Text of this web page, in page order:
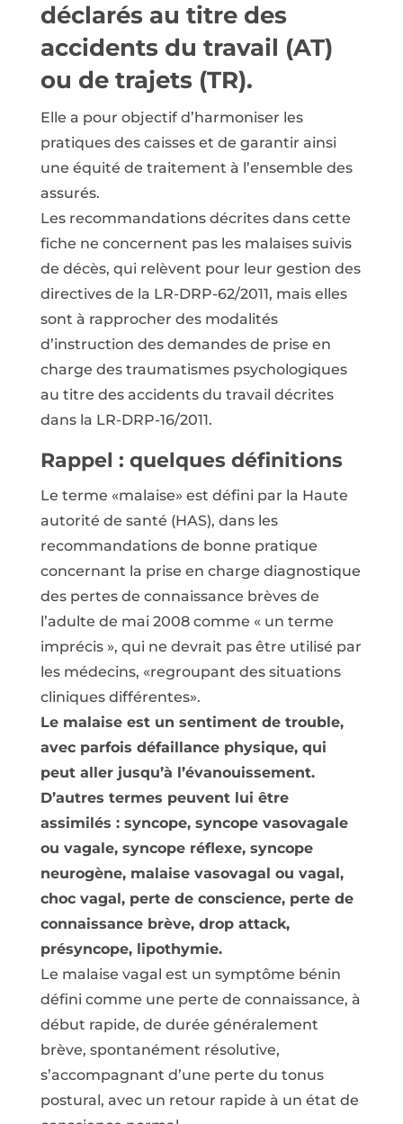
déclarés au titre des
accidents du travail (AT)
ou de trajets (TR).
Elle a pour objectif d’harmoniser les
pratiques des caisses et de garantir ainsi
une équité de traitement à l’ensemble des
assurés.
Les recommandations décrites dans cette
fiche ne concernent pas les malaises suivis
de décès, qui relèvent pour leur gestion des
directives de la LR-DRP-62/2011, mais elles
sont à rapprocher des modalités
d’instruction des demandes de prise en
charge des traumatismes psychologiques
au titre des accidents du travail décrites
dans la LR-DRP-16/2011.
Rappel : quelques définitions
Le terme «malaise» est défini par la Haute
autorité de santé (HAS), dans les
recommandations de bonne pratique
concernant la prise en charge diagnostique
des pertes de connaissance brèves de
l’adulte de mai 2008 comme « un terme
imprécis », qui ne devrait pas être utilisé par
les médecins, «regroupant des situations
cliniques différentes».
Le malaise est un sentiment de trouble,
avec parfois défaillance physique, qui
peut aller jusqu’à l’évanouissement.
D’autres termes peuvent lui être
assimilés : syncope, syncope vasovagale
ou vagale, syncope réflexe, syncope
neurogène, malaise vasovagal ou vagal,
choc vagal, perte de conscience, perte de
connaissance brève, drop attack,
présyncope, lipothymie.
Le malaise vagal est un symptôme bénin
défini comme une perte de connaissance, à
début rapide, de durée généralement
brève, spontanément résolutive,
s’accompagnant d’une perte du tonus
postural, avec un retour rapide à un état de